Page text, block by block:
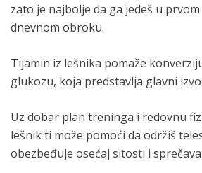
zato je najbolje da ga jedeš u
dnevnom obroku.
Tijamin iz lešnika pomaže
glukozu, koja predstavlja glavni
Uz dobar plan treninga i redovnu
lešnik ti može pomoći da održiš
obezbeđuje osećaj sitosti i